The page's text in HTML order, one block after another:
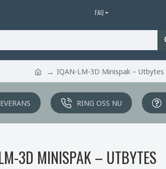
FAQ
IQAN-LM-3D Minispak – Utbytes
RING OSS NU
3D MINISPAK – UTBYTES